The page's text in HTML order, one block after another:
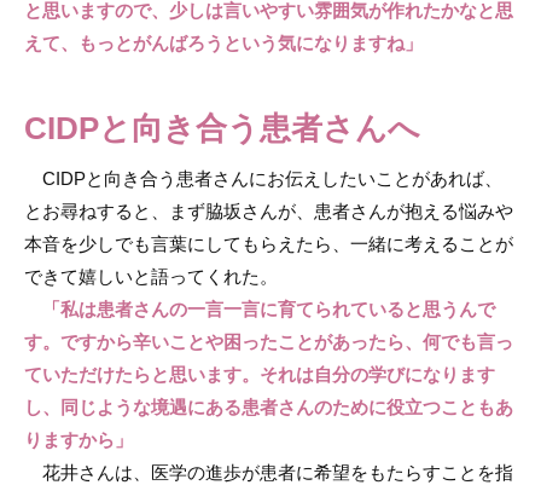
と思いますので、少しは言いやすい雰囲気が作れたかなと思
えて、もっとがんばろうという気になりますね」
CIDPと向き合う患者さんへ
CIDPと向き合う患者さんにお伝えしたいことがあれば、
とお尋ねすると、まず脇坂さんが、患者さんが抱える悩みや
本音を少しでも言葉にしてもらえたら、一緒に考えることが
できて嬉しいと語ってくれた。
「私は患者さんの一言一言に育てられていると思うんで
す。ですから辛いことや困ったことがあったら、何でも言っ
ていただけたらと思います。それは自分の学びになります
し、同じような境遇にある患者さんのために役立つこともあ
りますから」
花井さんは、医学の進歩が患者に希望をもたらすことを指